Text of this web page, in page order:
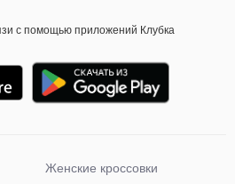
с помощью приложений Клубка
Женские кроссовки